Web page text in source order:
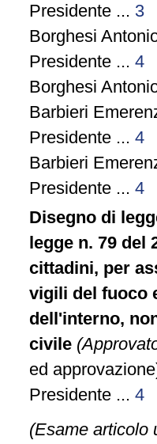
Presidente ... 3
Borghesi
Presidente ... 4
Borghesi
Barbieri
Presidente ... 4
Barbieri
Presidente ... 4
Disegno di
legge n. 79 del
cittadini, per
vigili del fuoco
dell'interno,
civile
ed
Presidente ... 4
(Esame articolo